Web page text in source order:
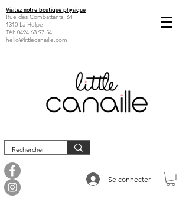
Visitez notre boutique physique
Rue des Combattants, 64
1310 La Hulpe
Tél: 0494 63 97 54
hello@littlecanaille.com
Se connecter